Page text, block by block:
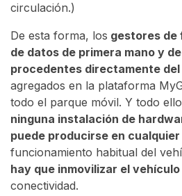
circulación.)
De esta forma, los gestores de
de datos de primera mano y
procedentes directamente
agregados en la plataforma
todo el parque móvil. Y todo ello
ninguna instalación de
puede producirse en
funcionamiento habitual del
hay que inmovilizar el vehículo
conectividad.